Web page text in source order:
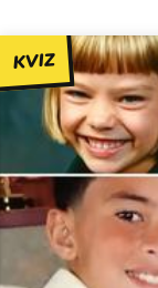
KVIZ